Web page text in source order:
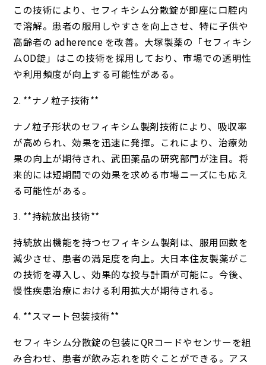
この技術により、セフィキシム分散錠が即座に口腔内
で溶解。患者の服用しやすさを向上させ、特に子供や
高齢者の adherence を改善。大塚製薬の「セフィキシ
ムOD錠」はこの技術を採用しており、市場での透明性
や利用頻度が向上する可能性がある。
2. **ナノ粒子技術**
ナノ粒子形状のセフィキシム製剤技術により、吸収率
が高められ、効果を迅速に発揮。これにより、治療効
果の向上が期待され、武田薬品の研究部門が注目。将
来的には短期間での効果を求める市場ニーズにも応え
る可能性がある。
3. **持続放出技術**
持続放出機能を持つセフィキシム製剤は、服用回数を
減少させ、患者の満足度を向上。大日本住友製薬がこ
の技術を導入し、効果的な投与計画が可能に。今後、
慢性疾患治療における利用拡大が期待される。
4. **スマート包装技術**
セフィキシム分散錠の包装にQRコードやセンサーを組
み合わせ、患者が飲み忘れを防ぐことができる。アス